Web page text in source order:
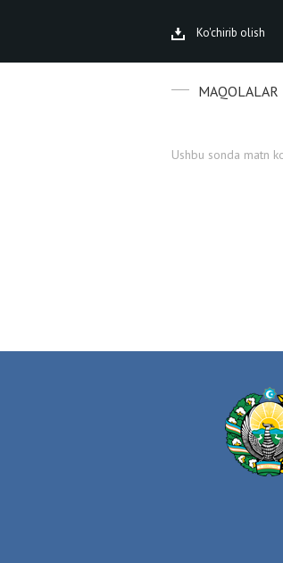
Ko'chirib olish
MAQOLALAR
Ushbu sonda matn